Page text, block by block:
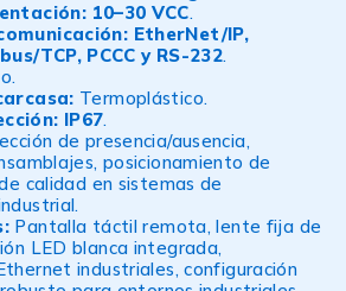
10–30 VCC.
EtherNet/IP,
TCP, PCCC y RS-232.
Termoplástico.
IP67.
de presencia/ausencia,
posicionamiento de
calidad en sistemas de
Pantalla táctil remota, lente fija de
LED blanca integrada,
industriales, configuración